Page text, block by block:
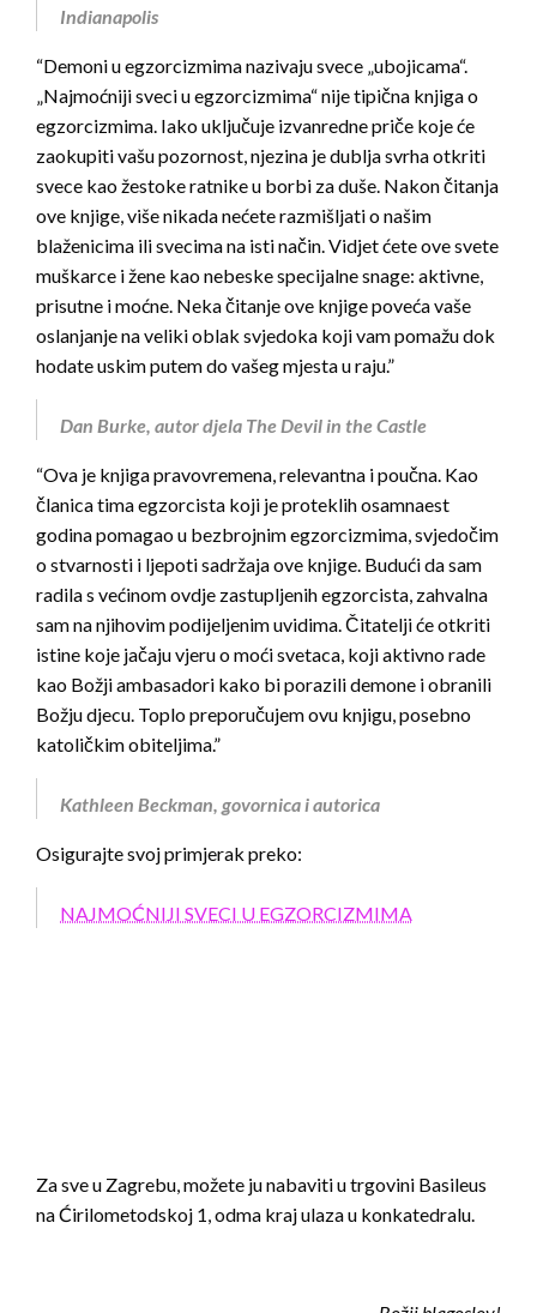
Indianapolis
“Demoni u egzorcizmima nazivaju svece „ubojicama“.
„Najmoćniji sveci u egzorcizmima“ nije tipična knjiga o
egzorcizmima. Iako uključuje izvanredne priče koje će
zaokupiti vašu pozornost, njezina je dublja svrha otkriti
svece kao žestoke ratnike u borbi za duše. Nakon čitanja
ove knjige, više nikada nećete razmišljati o našim
blaženicima ili svecima na isti način. Vidjet ćete ove svete
muškarce i žene kao nebeske specijalne snage: aktivne,
prisutne i moćne. Neka čitanje ove knjige poveća vaše
oslanjanje na veliki oblak svjedoka koji vam pomažu dok
hodate uskim putem do vašeg mjesta u raju.”
Dan Burke, autor djela The Devil in the Castle
“Ova je knjiga pravovremena, relevantna i poučna. Kao
članica tima egzorcista koji je proteklih osamnaest
godina pomagao u bezbrojnim egzorcizmima, svjedočim
o stvarnosti i ljepoti sadržaja ove knjige. Budući da sam
radila s većinom ovdje zastupljenih egzorcista, zahvalna
sam na njihovim podijeljenim uvidima. Čitatelji će otkriti
istine koje jačaju vjeru o moći svetaca, koji aktivno rade
kao Božji ambasadori kako bi porazili demone i obranili
Božju djecu. Toplo preporučujem ovu knjigu, posebno
katoličkim obiteljima.”
Kathleen Beckman, govornica i autorica
Osigurajte svoj primjerak preko:
NAJMOĆNIJI SVECI U EGZORCIZMIMA
Za sve u Zagrebu, možete ju nabaviti u trgovini Basileus
na Ćirilometodskoj 1, odma kraj ulaza u konkatedralu.